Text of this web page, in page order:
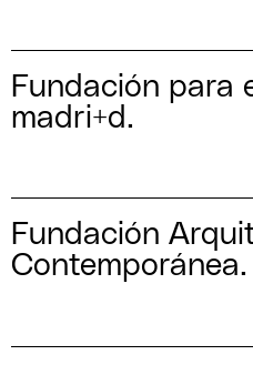
Fundación para
madri+d.
Fundación
Contemporánea.